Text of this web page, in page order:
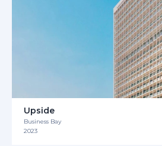
Upside
Business Bay
2023